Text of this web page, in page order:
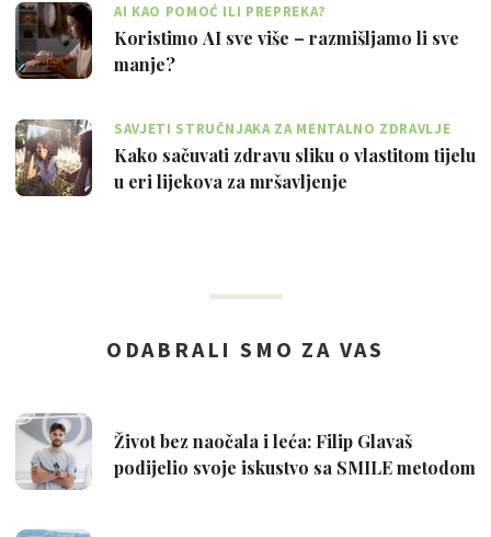
AI KAO POMOĆ ILI PREPREKA?
Koristimo AI sve više – razmišljamo li sve
manje?
SAVJETI STRUČNJAKA ZA MENTALNO ZDRAVLJE
Kako sačuvati zdravu sliku o vlastitom tijelu
u eri lijekova za mršavljenje